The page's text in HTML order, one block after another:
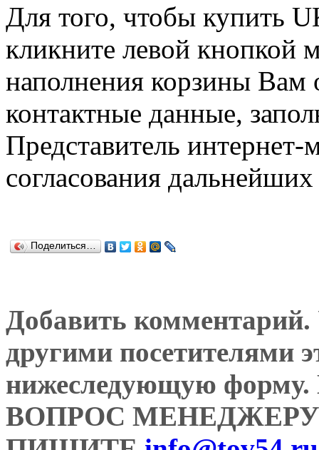
Для того, чтобы купить
кликните левой
наполнения корзины Вам
контактные данные,
Представитель
согласования
Поделиться…
Добавить комментарий.
другими посетителями
нижеследующую
ВОПРОС